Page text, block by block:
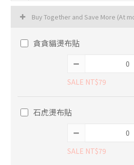
Buy Together and Save More (At
貪貪貓燙布貼
SALE NT$79
石虎燙布貼
SALE NT$79